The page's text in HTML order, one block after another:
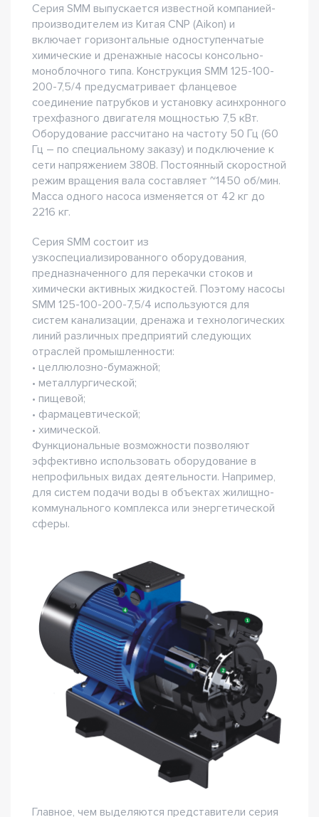
Серия SMM выпускается известной компанией-
производителем из Китая CNP (Aikon) и
включает горизонтальные одноступенчатые
химические и дренажные насосы консольно-
моноблочного типа. Конструкция SMM 125-100-
200-7,5/4 предусматривает фланцевое
соединение патрубков и установку асинхронного
трехфазного двигателя мощностью 7,5 кВт.
Оборудование рассчитано на частоту 50 Гц (60
Гц – по специальному заказу) и подключение к
сети напряжением 380В. Постоянный скоростной
режим вращения вала составляет ~1450 об/мин.
Масса одного насоса изменяется от 42 кг до
2216 кг.
Серия SMM состоит из
узкоспециализированного оборудования,
предназначенного для перекачки стоков и
химически активных жидкостей. Поэтому насосы
SMM 125-100-200-7,5/4 используются для
систем канализации, дренажа и технологических
линий различных предприятий следующих
отраслей промышленности:
• целлюлозно-бумажной;
• металлургической;
• пищевой;
• фармацевтической;
• химической.
Функциональные возможности позволяют
эффективно использовать оборудование в
непрофильных видах деятельности. Например,
для систем подачи воды в объектах жилищно-
коммунального комплекса или энергетической
сферы.
Главное, чем выделяются представители серия